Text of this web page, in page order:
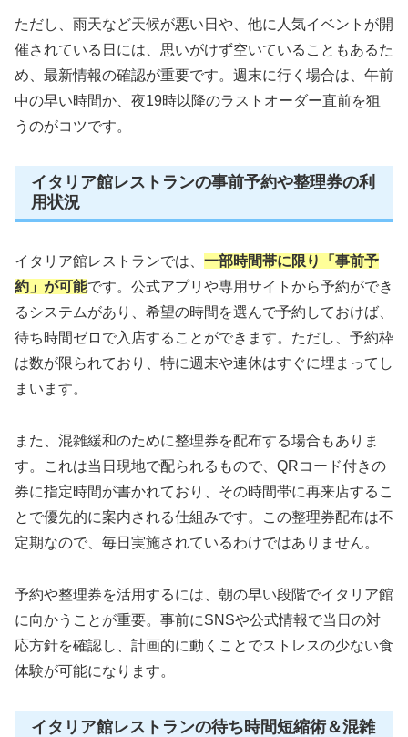
ただし、雨天など天候が悪い日や、他に人気イベントが開
催されている日には、思いがけず空いていることもあるた
め、最新情報の確認が重要です。週末に行く場合は、午前
中の早い時間か、夜19時以降のラストオーダー直前を狙
うのがコツです。
イタリア館レストランの事前予約や整理券の利
用状況
イタリア館レストランでは、 一部時間帯に限り「事前予
約」が可能です。公式アプリや専用サイトから予約ができ
るシステムがあり、希望の時間を選んで予約しておけば、
待ち時間ゼロで入店することができます。ただし、予約枠
は数が限られており、特に週末や連休はすぐに埋まってし
まいます。
また、混雑緩和のために整理券を配布する場合もありま
す。これは当日現地で配られるもので、QRコード付きの
券に指定時間が書かれており、その時間帯に再来店するこ
とで優先的に案内される仕組みです。この整理券配布は不
定期なので、毎日実施されているわけではありません。
予約や整理券を活用するには、朝の早い段階でイタリア館
に向かうことが重要。事前にSNSや公式情報で当日の対
応方針を確認し、計画的に動くことでストレスの少ない食
体験が可能になります。
イタリア館レストランの待ち時間短縮術＆混雑